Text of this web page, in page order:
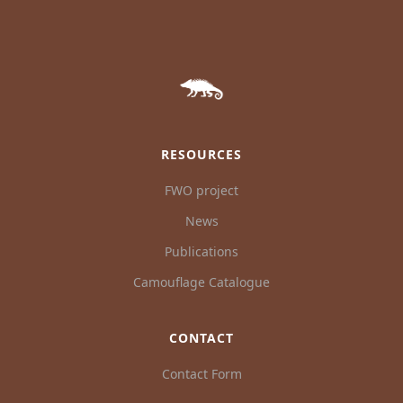
RESOURCES
FWO project
News
Publications
Camouflage Catalogue
CONTACT
Contact Form